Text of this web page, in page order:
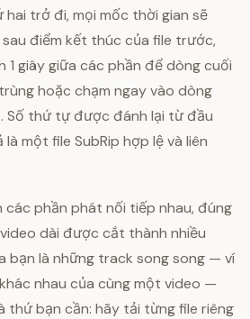
hai trở đi, mọi mốc thời gian sẽ
điểm kết thúc của file trước,
1 giây giữa các phần để dòng cuối
hoặc chạm ngay vào dòng
Số thứ tự được đánh lại từ đầu
một file SubRip hợp lệ và liên
các phần phát nối tiếp nhau, đúng
dài được cắt thành nhiều
bạn là những track song song — ví
nhau của cùng một video —
thứ bạn cần: hãy tải từng file riêng